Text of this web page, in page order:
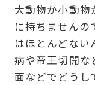
大動物か小動物
に持ちませんの
はほとんどない
病や帝王切開な
面などでどうし